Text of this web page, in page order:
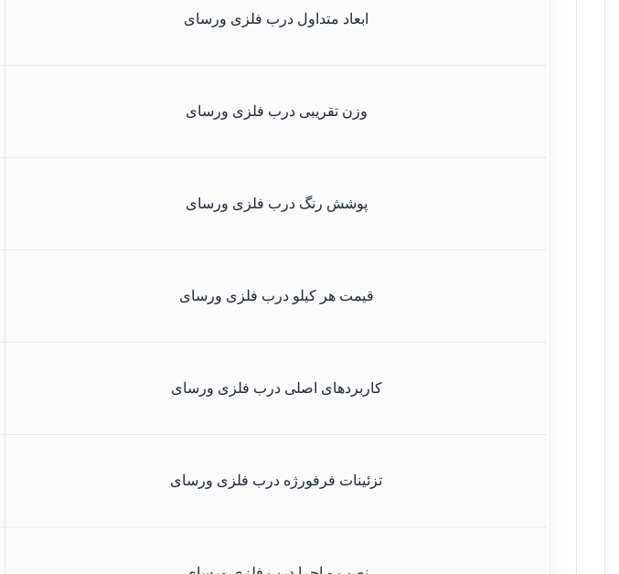
ابعاد متداول درب فلزی ورسای
وزن تقریبی درب فلزی ورسای
پوشش رنگ درب فلزی ورسای
قیمت هر کیلو درب فلزی ورسای
کاربردهای اصلی درب فلزی ورسای
تزئینات فرفورژه درب فلزی ورسای